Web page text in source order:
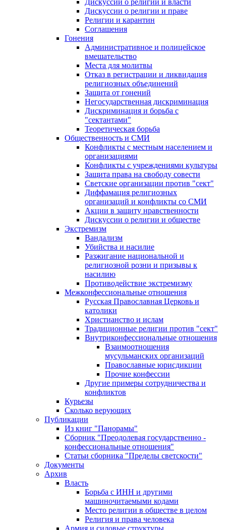
Дискуссии о религии и власти
Дискуссии о религии и праве
Религии и карантин
Соглашения
Гонения
Административное и полицейское
вмешательство
Места для молитвы
Отказ в регистрации и ликвидация
религиозных объединений
Защита от гонений
Негосударственная дискриминация
Дискриминация и борьба с
"сектантами"
Теоретическая борьба
Общественность и СМИ
Конфликты с местным населением и
организациями
Конфликты с учреждениями культуры
Защита права на свободу совести
Светские организации против "сект"
Диффамация религиозных
организаций и конфликты со СМИ
Акции в защиту нравственности
Дискуссии о религии и обществе
Экстремизм
Вандализм
Убийства и насилие
Разжигание национальной и
религиозной розни и призывы к
насилию
Противодействие экстремизму
Межконфессиональные отношения
Русская Православная Церковь и
католики
Христианство и ислам
Традиционные религии против "сект"
Внутриконфессиональные отношения
Взаимоотношения
мусульманских организаций
Православные юрисдикции
Прочие конфессии
Другие примеры сотрудничества и
конфликтов
Курьезы
Сколько верующих
Публикации
Из книг "Панорамы"
Сборник "Преодолевая государственно -
конфессиональные отношения"
Статьи сборника "Пределы светскости"
Документы
Архив
Власть
Борьба с ИНН и другими
машиночитаемыми кодами
Место религии в обществе в целом
Религия и права человека